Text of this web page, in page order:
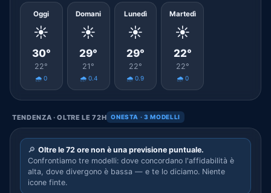
Oggi
☀️
30°
22°
🌧️ 0
Domani
☀️
29°
21°
🌧️ 0.4
Lunedì
☀️
29°
22°
🌧️ 0.9
Martedì
☀️
22°
22°
🌧️ 0
TENDENZA · OLTRE LE 72H ONESTA · 3 MODELLI
🔎 Oltre le 72 ore non è una previsione puntuale.
Confrontiamo tre modelli: dove concordano l'affidabilità è
alta, dove divergono è bassa — e te lo diciamo. Niente
icone finte.